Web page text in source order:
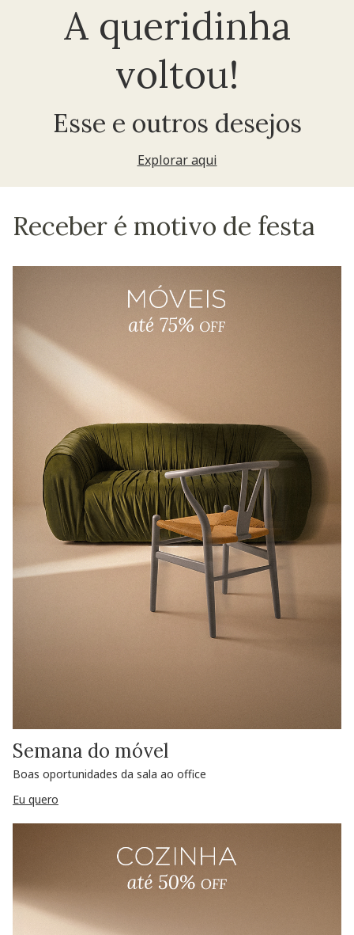
A queridinha
voltou!
Esse e outros desejos
Explorar aqui
Receber é motivo de festa
Semana do móvel
Boas oportunidades da sala ao office
Eu quero